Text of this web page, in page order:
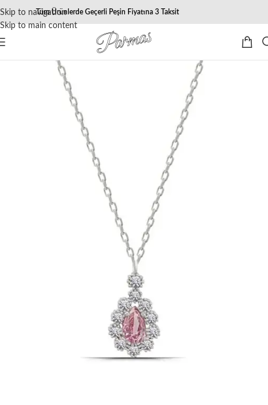
Skip to navigation
Skip to main content
Tüm Ürünlerde Geçerli Peşin Fiyatına 3 Taksit